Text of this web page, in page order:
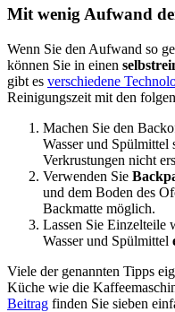
Mit wenig Aufwand
Wenn Sie den Aufwand so
können Sie in einen
gibt es verschiedene
Reinigungszeit mit den
Machen Sie den
Wasser und Spülmittel
Verkrustungen nicht
Verwenden Sie
und dem Boden des
Backmatte möglich.
Lassen Sie Einzelteile
Wasser und Spülmittel
Viele der genannten Tipps
Küche wie die
Beitrag finden Sie sieben